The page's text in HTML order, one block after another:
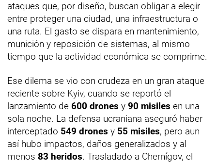
ataques que, por diseño, buscan obligar a elegir
entre proteger una ciudad, una infraestructura o
una ruta. El gasto se dispara en mantenimiento,
munición y reposición de sistemas, al mismo
tiempo que la actividad económica se comprime.
Ese dilema se vio con crudeza en un gran ataque
reciente sobre Kyiv, cuando se reportó el
lanzamiento de 600 drones y 90 misiles en una
sola noche. La defensa ucraniana aseguró haber
interceptado 549 drones y 55 misiles, pero aun
así hubo impactos, daños generalizados y al
menos 83 heridos. Trasladado a Chernígov, el